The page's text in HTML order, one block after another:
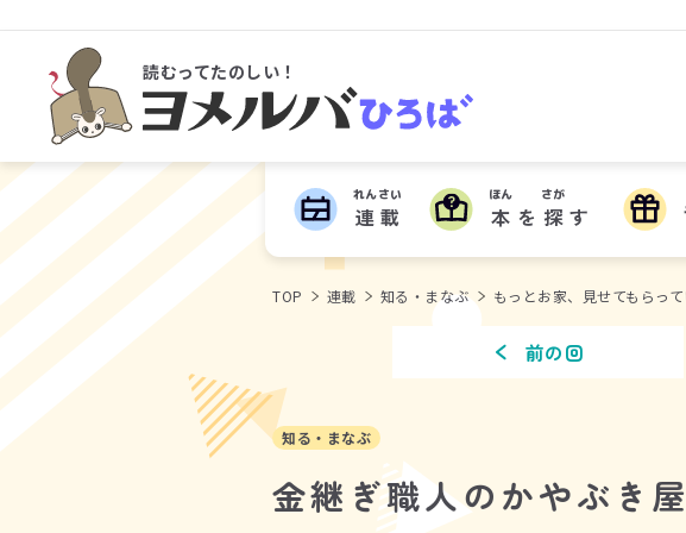
読むってたのしい！
ヨメルバひろば
連載
れんさい
本
ほん
を 探
さが
す
TOP 連載 知る・まなぶ もっとお家、見せてもらっ
前の回
知る・まなぶ
金継ぎ職人のかやぶき